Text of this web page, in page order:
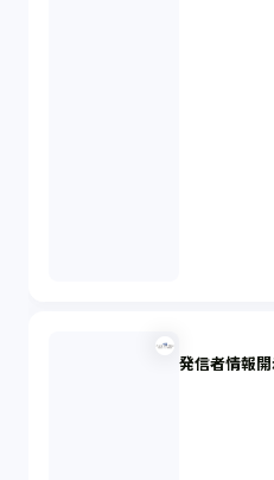
発信者情報